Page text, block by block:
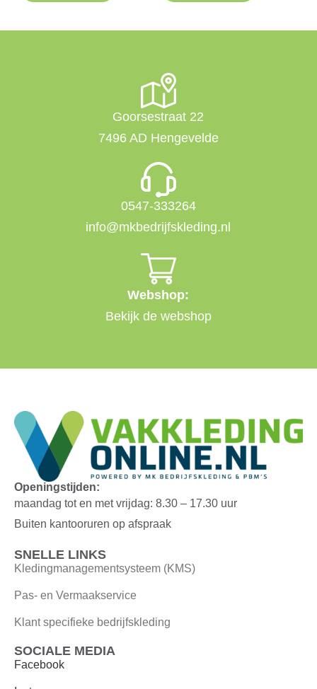
Goorsestraat 22
7496 AD Hengevelde
0547-333264
info@mkbedrijfskleding.nl
Webshop:
Bekijk de webshop
Openingstijden:
maandag tot en met vrijdag: 8.30 – 17.30 uur
Buiten kantooruren op afspraak
SNELLE LINKS
Kledingmanagementsysteem (KMS)
Pas- en Vermaakservice
Klant specifieke bedrijfskleding
SOCIALE MEDIA
Facebook